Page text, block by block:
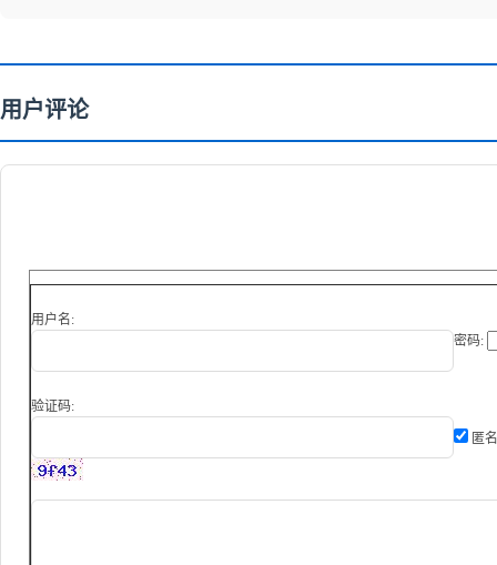
用户评论
用户名:
密码:
验证码:
匿